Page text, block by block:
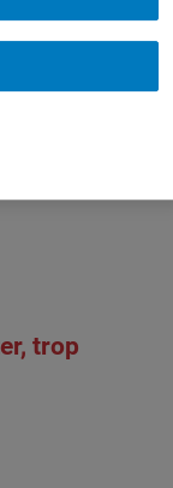
façonné
trop